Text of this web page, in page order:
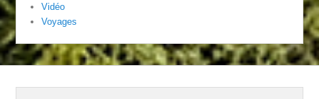
Vidéo
Voyages